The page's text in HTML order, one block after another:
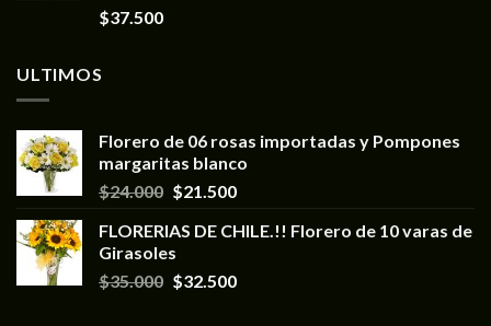
$37.500
ULTIMOS
Florero de 06 rosas importadas y Pompones
margaritas blanco
$24.000 $21.500
FLORERIAS DE CHILE.!! Florero de 10 varas de
Girasoles
$35.000 $32.500